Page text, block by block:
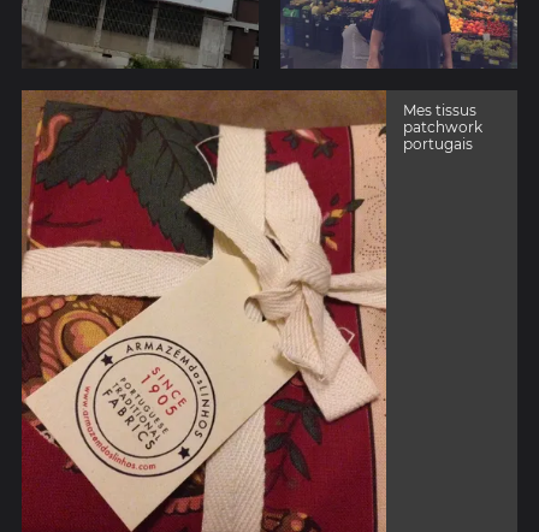
Mes tissus
patchwork
portugais